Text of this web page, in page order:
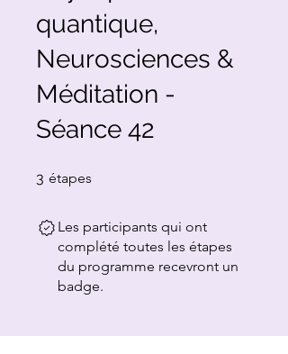
quantique,
Neurosciences &
Méditation -
Séance 42
3 étapes
Les participants qui ont
complété toutes les étapes
du programme recevront un
badge.